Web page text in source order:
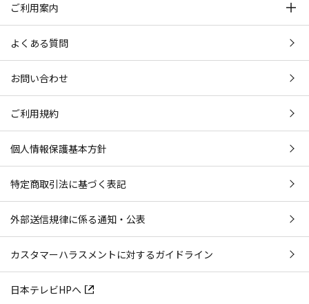
ご利用案内
よくある質問
お問い合わせ
ご利用規約
個人情報保護基本方針
特定商取引法に基づく表記
外部送信規律に係る通知・公表
カスタマーハラスメントに対するガイドライン
日本テレビHPへ